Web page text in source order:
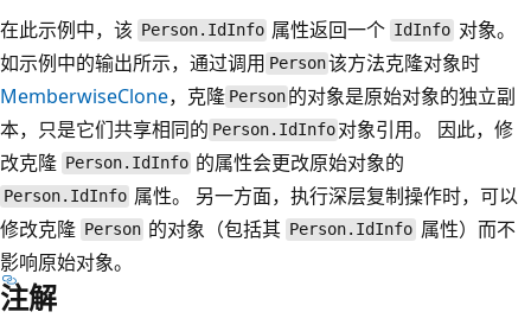
在此示例中，该 Person.IdInfo 属性返回一个 IdInfo 对象。
如示例中的输出所示，通过调用 Person该方法克隆对象时
MemberwiseClone，克隆 Person 的对象是原始对象的独立副
本，只是它们共享相同的 Person.IdInfo 对象引用。 因此，修
改克隆 Person.IdInfo 的属性会更改原始对象的
Person.IdInfo 属性。 另一方面，执行深层复制操作时，可以
修改克隆 Person 的对象（包括其 Person.IdInfo 属性）而不
影响原始对象。
注解